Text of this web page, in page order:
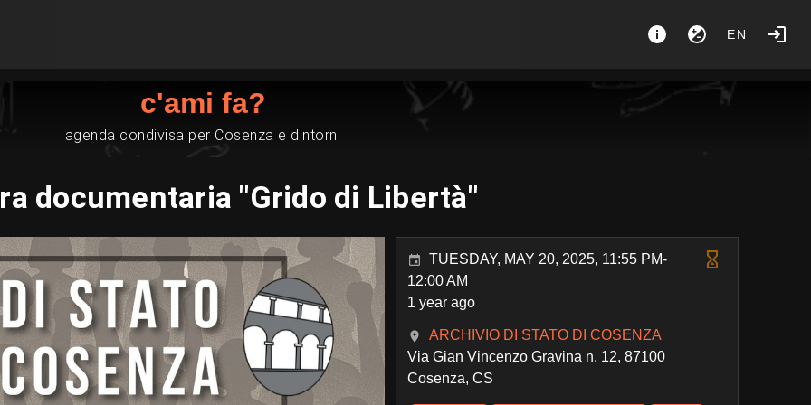
EN
c'ami fa?
agenda condivisa per Cosenza e dintorni
documentaria "Grido di Libertà"
TUESDAY, MAY 20, 2025, 11:55 PM-
12:00 AM
1 year ago
ARCHIVIO DI STATO DI COSENZA
Via Gian Vincenzo Gravina n. 12, 87100
Cosenza, CS